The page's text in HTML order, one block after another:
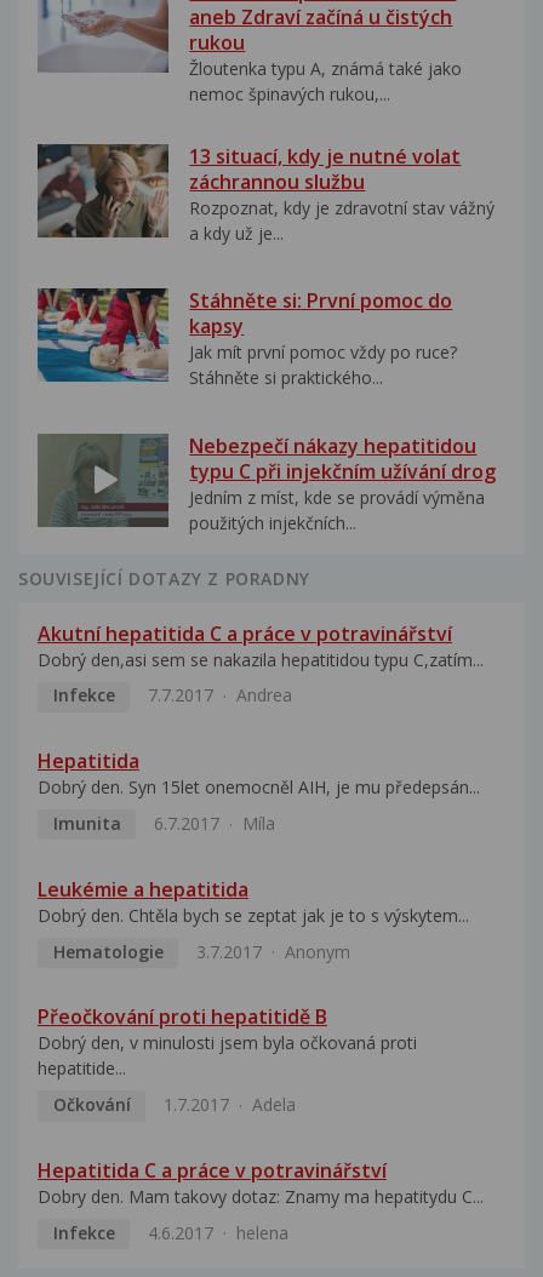
aneb Zdraví začíná u čistých
rukou
Žloutenka typu A, známá také jako
nemoc špinavých rukou,...
13 situací, kdy je nutné volat
záchrannou službu
Rozpoznat, kdy je zdravotní stav vážný
a kdy už je...
Stáhněte si: První pomoc do
kapsy
Jak mít první pomoc vždy po ruce?
Stáhněte si praktického...
Nebezpečí nákazy hepatitidou
typu C při injekčním užívání drog
Jedním z míst, kde se provádí výměna
použitých injekčních...
SOUVISEJÍCÍ DOTAZY Z PORADNY
Akutní hepatitida C a práce v potravinářství
Dobrý den,asi sem se nakazila hepatitidou typu C,zatím...
Infekce
7.7.2017 Andrea
Hepatitida
Dobrý den. Syn 15let onemocněl AIH, je mu předepsán...
Imunita
6.7.2017 Míla
Leukémie a hepatitida
Dobrý den. Chtěla bych se zeptat jak je to s výskytem...
Hematologie
3.7.2017 Anonym
Přeočkování proti hepatitidě B
Dobrý den, v minulosti jsem byla očkovaná proti
hepatitide...
Očkování
1.7.2017 Adela
Hepatitida C a práce v potravinářství
Dobry den. Mam takovy dotaz: Znamy ma hepatitydu C...
Infekce
4.6.2017 helena